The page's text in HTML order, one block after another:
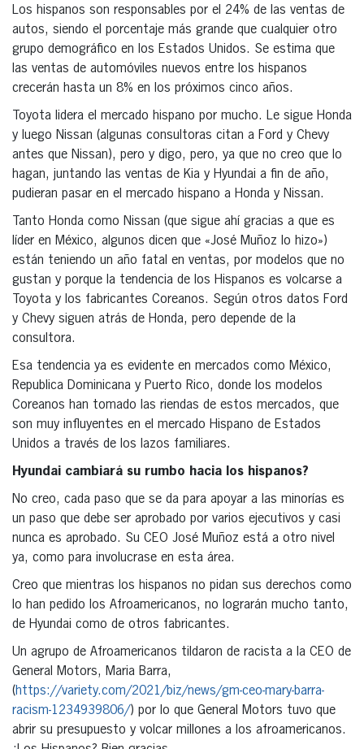
Los hispanos son responsables por el 24% de las ventas de
autos, siendo el porcentaje más grande que cualquier otro
grupo demográfico en los Estados Unidos. Se estima que
las ventas de automóviles nuevos entre los hispanos
crecerán hasta un 8% en los próximos cinco años.
Toyota lidera el mercado hispano por mucho. Le sigue Honda
y luego Nissan (algunas consultoras citan a Ford y Chevy
antes que Nissan), pero y digo, pero, ya que no creo que lo
hagan, juntando las ventas de Kia y Hyundai a fin de año,
pudieran pasar en el mercado hispano a Honda y Nissan.
Tanto Honda como Nissan (que sigue ahí gracias a que es
líder en México, algunos dicen que «José Muñoz lo hizo»)
están teniendo un año fatal en ventas, por modelos que no
gustan y porque la tendencia de los Hispanos es volcarse a
Toyota y los fabricantes Coreanos. Según otros datos Ford
y Chevy siguen atrás de Honda, pero depende de la
consultora.
Esa tendencia ya es evidente en mercados como México,
Republica Dominicana y Puerto Rico, donde los modelos
Coreanos han tomado las riendas de estos mercados, que
son muy influyentes en el mercado Hispano de Estados
Unidos a través de los lazos familiares.
Hyundai cambiará su rumbo hacia los hispanos?
No creo, cada paso que se da para apoyar a las minorías es
un paso que debe ser aprobado por varios ejecutivos y casi
nunca es aprobado. Su CEO José Muñoz está a otro nivel
ya, como para involucrase en esta área.
Creo que mientras los hispanos no pidan sus derechos como
lo han pedido los Afroamericanos, no lograrán mucho tanto,
de Hyundai como de otros fabricantes.
Un agrupo de Afroamericanos tildaron de racista a la CEO de
General Motors, Maria Barra,
(https://variety.com/2021/biz/news/gm-ceo-mary-barra-
racism-1234939806/) por lo que General Motors tuvo que
abrir su presupuesto y volcar millones a los afroamericanos.